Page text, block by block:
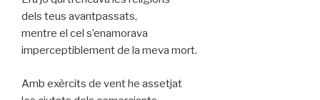
dels teus avantpassats,
mentre el cel s’enamorava
imperceptiblement de la meva mort.
Amb exèrcits de vent he assetjat